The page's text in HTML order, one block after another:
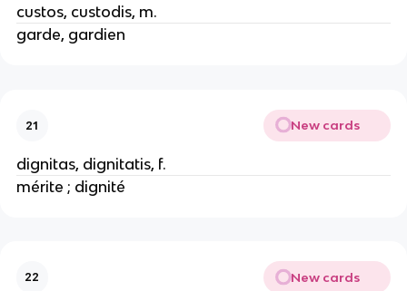
custos, custodis, m.
garde, gardien
21 New cards
dignitas, dignitatis, f.
mérite ; dignité
22 New cards